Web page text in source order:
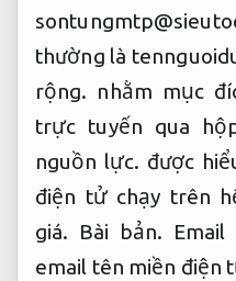
thường là
rộng. nhằm mục
trực tuyến qua
nguồn lực. được
điện tử chạy trên
giá. Bài bản.
email tên miền điện